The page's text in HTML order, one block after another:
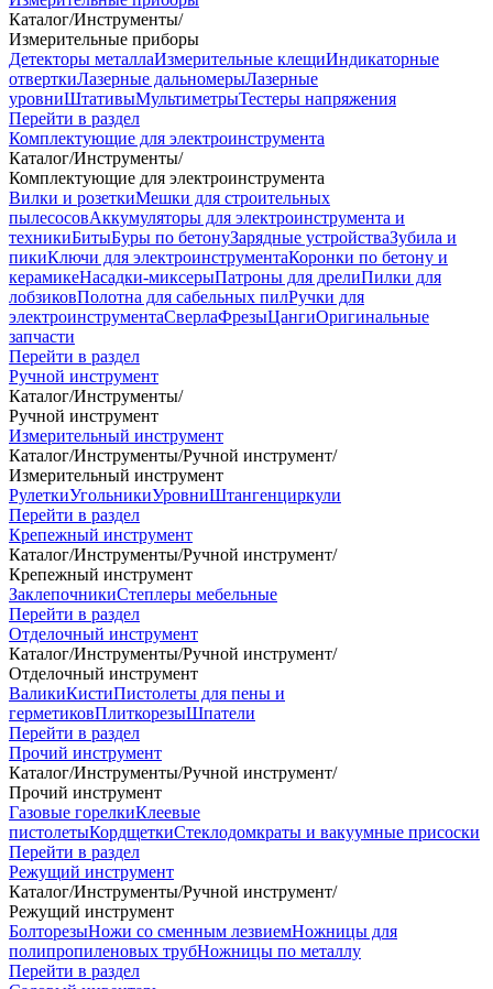
Каталог/Инструменты/
Измерительные приборы
Детекторы металлаИзмерительные клещиИндикаторные
отверткиЛазерные дальномерыЛазерные
уровниШтативыМультиметрыТестеры напряжения
Перейти в раздел
Комплектующие для электроинструмента
Каталог/Инструменты/
Комплектующие для электроинструмента
Вилки и розеткиМешки для строительных
пылесосовАккумуляторы для электроинструмента и
техникиБитыБуры по бетонуЗарядные устройстваЗубила и
пикиКлючи для электроинструментаКоронки по бетону и
керамикеНасадки-миксерыПатроны для дрелиПилки для
лобзиковПолотна для сабельных пилРучки для
электроинструментаСверлаФрезыЦангиОригинальные
запчасти
Перейти в раздел
Ручной инструмент
Каталог/Инструменты/
Ручной инструмент
Измерительный инструмент
Каталог/Инструменты/Ручной инструмент/
Измерительный инструмент
РулеткиУгольникиУровниШтангенциркули
Перейти в раздел
Крепежный инструмент
Каталог/Инструменты/Ручной инструмент/
Крепежный инструмент
ЗаклепочникиСтеплеры мебельные
Перейти в раздел
Отделочный инструмент
Каталог/Инструменты/Ручной инструмент/
Отделочный инструмент
ВаликиКистиПистолеты для пены и
герметиковПлиткорезыШпатели
Перейти в раздел
Прочий инструмент
Каталог/Инструменты/Ручной инструмент/
Прочий инструмент
Газовые горелкиКлеевые
пистолетыКордщеткиСтеклодомкраты и вакуумные присоски
Перейти в раздел
Режущий инструмент
Каталог/Инструменты/Ручной инструмент/
Режущий инструмент
БолторезыНожи со сменным лезвиемНожницы для
полипропиленовых трубНожницы по металлу
Перейти в раздел